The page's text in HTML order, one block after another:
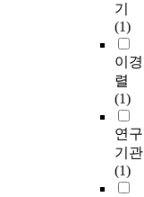
기
(1)
이경
렬
(1)
연구
기관
(1)